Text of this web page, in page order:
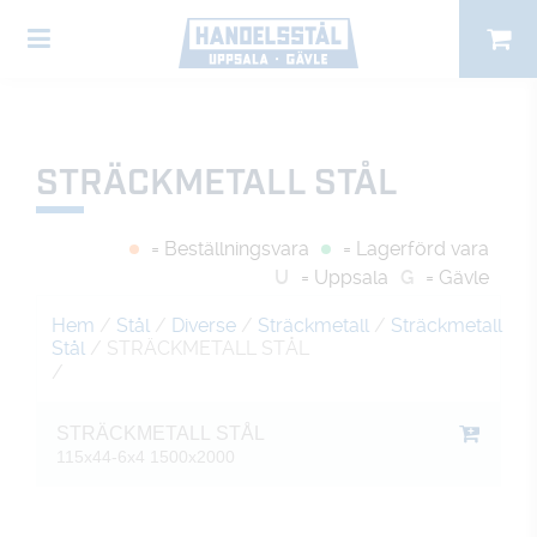
STRÄCKMETALL STÅL
= Beställningsvara
= Lagerförd vara
U
= Uppsala G = Gävle
Hem / Stål / Diverse / Sträckmetall / Sträckmetall
Stål / STRÄCKMETALL STÅL
/
STRÄCKMETALL STÅL
115x44-6x4 1500x2000